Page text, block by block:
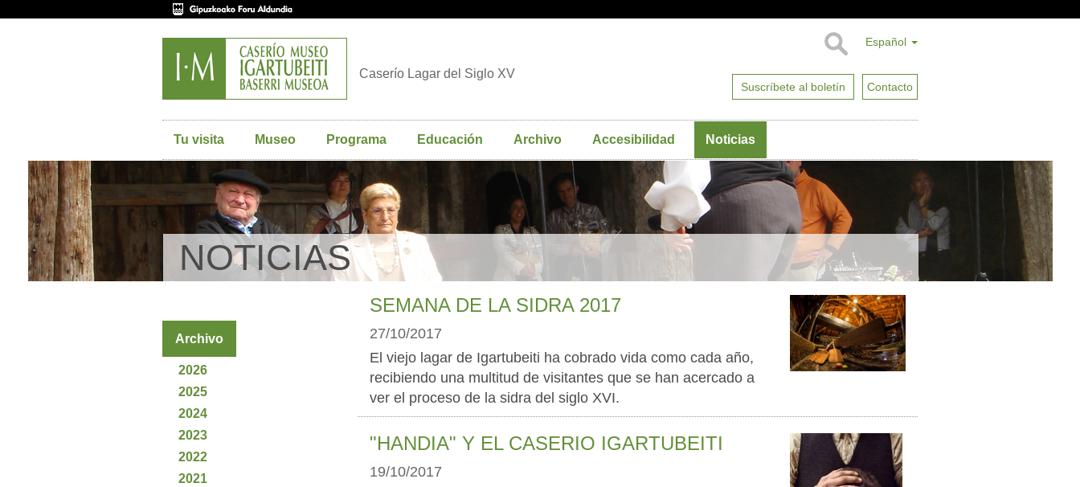
Español
Suscríbete al boletín Contacto
Caserío Lagar del Siglo XV
Tu visita Museo Programa Educación Archivo Accesibilidad Noticias
NOTICIAS
SEMANA DE LA SIDRA 2017
27/10/2017
El viejo lagar de Igartubeiti ha cobrado vida como cada año,
recibiendo una multitud de visitantes que se han acercado a
ver el proceso de la sidra del siglo XVI.
"HANDIA" Y EL CASERIO IGARTUBEITI
19/10/2017
Archivo
2026
2025
2024
2023
2022
2021